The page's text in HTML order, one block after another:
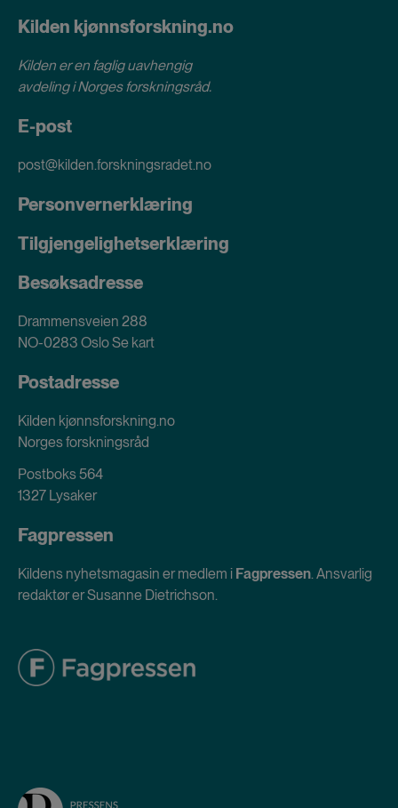
Kilden kjønnsforskning.no
Kilden er en faglig uavhengig
avdeling iNorges forskningsråd.
E-post
post@kilden.forskningsradet.no
Personvernerklæring
Tilgjengelighetserklæring
Besøksadresse
Drammensveien 288
NO-0283 OsloSe kart
Postadresse
Kilden kjønnsforskning.no
Norges forskningsråd
Postboks 564
1327 Lysaker
Fagpressen
Kildens nyhetsmagasin er medlem i Fagpressen. Ansvarlig
redaktør er Susanne Dietrichson.